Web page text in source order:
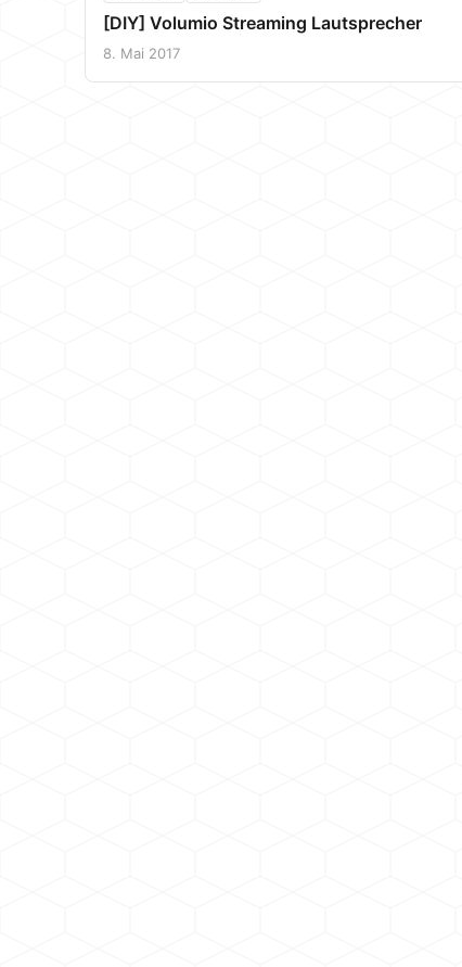
[DIY] Volumio Streaming Lautsprecher
8. Mai 2017